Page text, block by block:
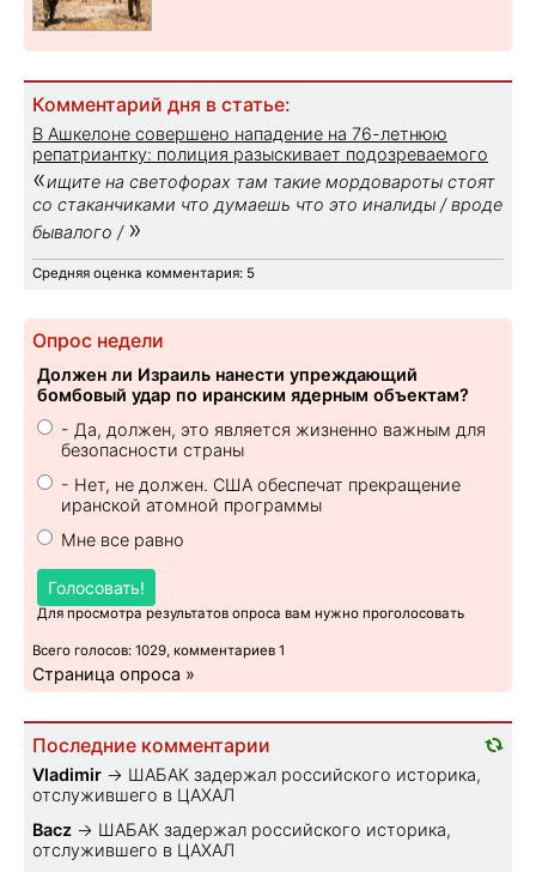
Комментарий дня в статье:
В Ашкелоне совершено нападение на 76-летнюю
репатриантку: полиция разыскивает подозреваемого
«ищите на светофорах там такие мордовароты стоят
со стаканчиками что думаешь что это иналиды / вроде
бывалого / »
Средняя оценка комментария: 5
Опрос недели
Должен ли Израиль нанести упреждающий
бомбовый удар по иранским ядерным объектам?
- Да, должен, это является жизненно важным для
безопасности страны
- Нет, не должен. США обеспечат прекращение
иранской атомной программы
Мне все равно
Голосовать!
Для просмотра результатов опроса вам нужно проголосовать
Всего голосов: 1029, комментариев 1
Страница опроса »
Последние комментарии
Vladimir → ШАБАК задержал российского историка,
отслужившего в ЦАХАЛ
Bacz → ШАБАК задержал российского историка,
отслужившего в ЦАХАЛ